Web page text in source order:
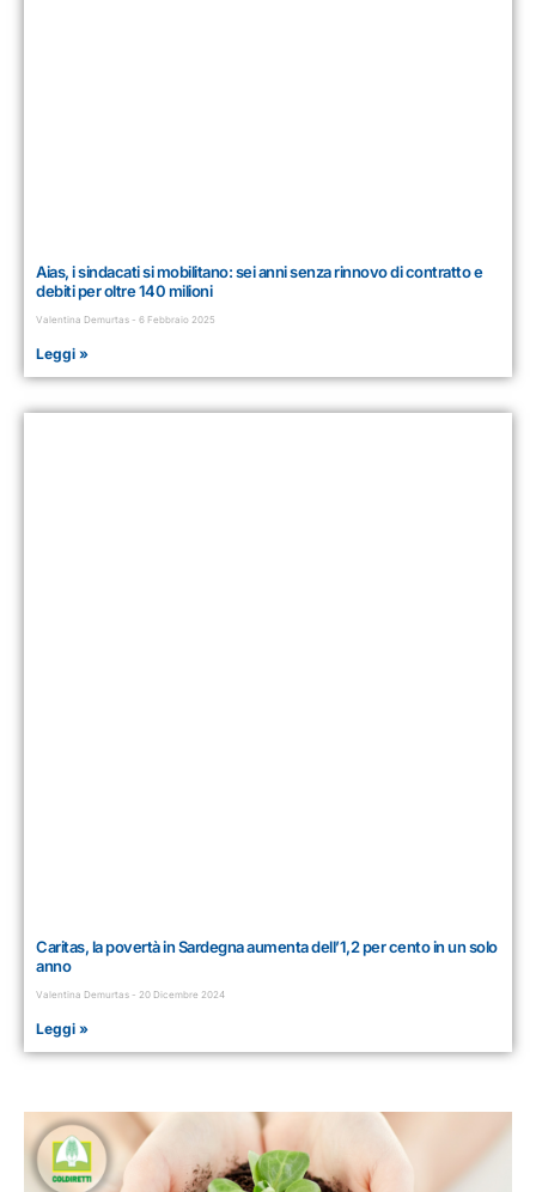
Aias, i sindacati si mobilitano: sei anni senza rinnovo di contratto e
debiti per oltre 140 milioni
Valentina Demurtas 6 Febbraio 2025
Leggi »
Caritas, la povertà in Sardegna aumenta dell’1,2 per cento in un solo
anno
Valentina Demurtas 20 Dicembre 2024
Leggi »